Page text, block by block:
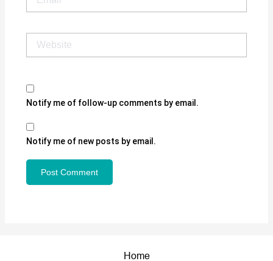
Notify me of follow-up comments by email.
Notify me of new posts by email.
Home